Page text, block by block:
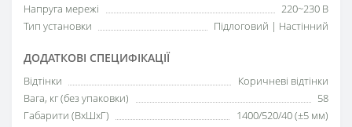
Напруга мережі
220~230 В
Тип установки
Підлоговий | Настінний
ДОДАТКОВІ СПЕЦИФІКАЦІЇ
Відтінки
Коричневі відтінки
Вага, кг (без упаковки)
58
Габарити (ВхШхГ)
1400/520/40 (±5 мм)